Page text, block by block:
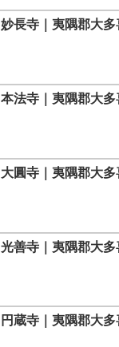
妙長寺｜夷隅郡大
本法寺｜夷隅郡大
大圓寺｜夷隅郡大
光善寺｜夷隅郡大
円蔵寺｜夷隅郡大